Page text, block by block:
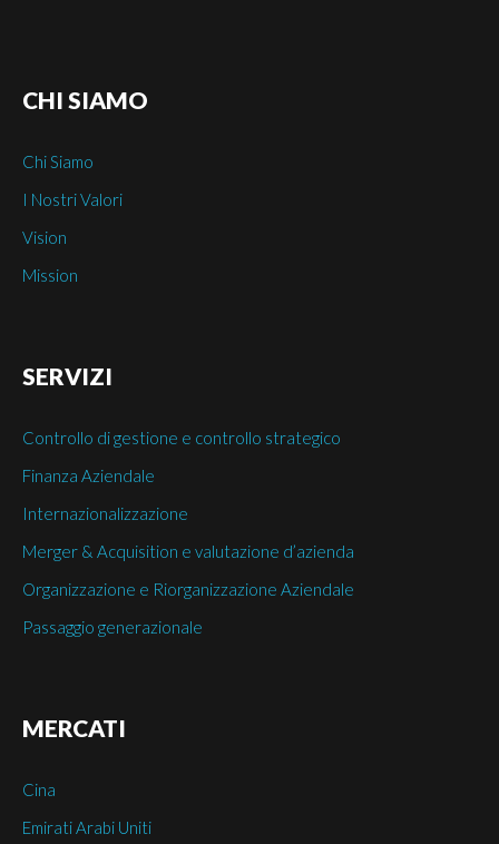
CHI SIAMO
Chi Siamo
I Nostri Valori
Vision
Mission
SERVIZI
Controllo di gestione e controllo strategico
Finanza Aziendale
Internazionalizzazione
Merger & Acquisition e valutazione d’azienda
Organizzazione e Riorganizzazione Aziendale
Passaggio generazionale
MERCATI
Cina
Emirati Arabi Uniti